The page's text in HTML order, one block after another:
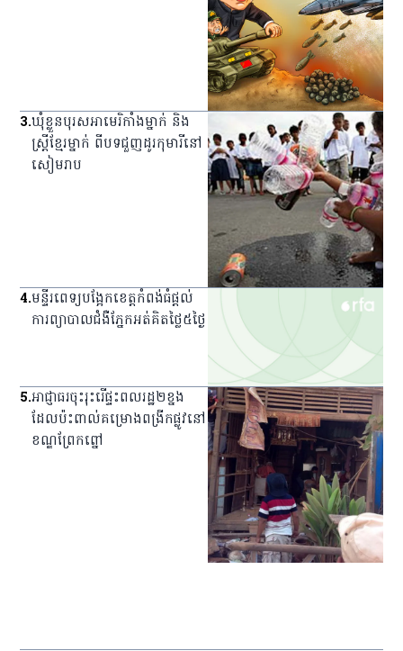
3.ឃុំ​ខ្លួន​បុរស​អាមេរិកាំង​ម្នាក់ និង​
ស្ត្រី​ខ្មែរ​ម្នាក់ ពី​បទ​ជួញ​ដូរ​កុមារី​នៅ​
សៀមរាប
4.មន្ទីរពេទ្យ​បង្អែក​ខេត្ត​កំពង់ធំ​ផ្ដល់​
ការ​ព្យាបាល​ជំងឺ​ភ្នែក​អត់​គិត​ថ្លៃ​៥​ថ្ងៃ
5.អាជ្ញាធរ​ចុះ​រុះរើ​ផ្ទះ​ពលរដ្ឋ​២​ខ្នង​
ដែល​ប៉ះពាល់​គម្រោង​ពង្រីក​ផ្លូវ​នៅ​
ខណ្ឌ​ព្រែកព្នៅ